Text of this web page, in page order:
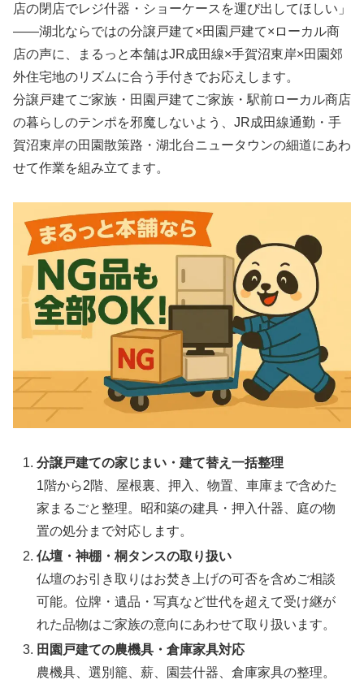
店の閉店でレジ什器・ショーケースを運び出してほしい」
――湖北ならではの分譲戸建て×田園戸建て×ローカル商
店の声に、まるっと本舗はJR成田線×手賀沼東岸×田園郊
外住宅地のリズムに合う手付きでお応えします。
分譲戸建てご家族・田園戸建てご家族・駅前ローカル商店
の暮らしのテンポを邪魔しないよう、JR成田線通勤・手
賀沼東岸の田園散策路・湖北台ニュータウンの細道にあわ
せて作業を組み立てます。
分譲戸建ての家じまい・建て替え一括整理
1階から2階、屋根裏、押入、物置、車庫まで含めた
家まるごと整理。昭和築の建具・押入什器、庭の物
置の処分まで対応します。
仏壇・神棚・桐タンスの取り扱い
仏壇のお引き取りはお焚き上げの可否を含めご相談
可能。位牌・遺品・写真など世代を超えて受け継が
れた品物はご家族の意向にあわせて取り扱います。
田園戸建ての農機具・倉庫家具対応
農機具、選別籠、薪、園芸什器、倉庫家具の整理。